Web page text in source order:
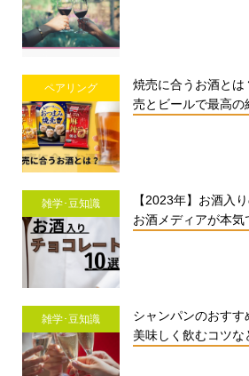
ペアリング
焼売に合うお酒と
売とビールで最高の
雑学･豆知識
【2023年】お酒入
お酒メディアが本気
雑学･豆知識
シャンパンのおすす
美味しく飲むコツな